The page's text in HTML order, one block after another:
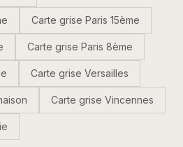
Carte grise Paris 15ème
Carte grise Paris 8ème
Carte grise Versailles
Carte grise Vincennes